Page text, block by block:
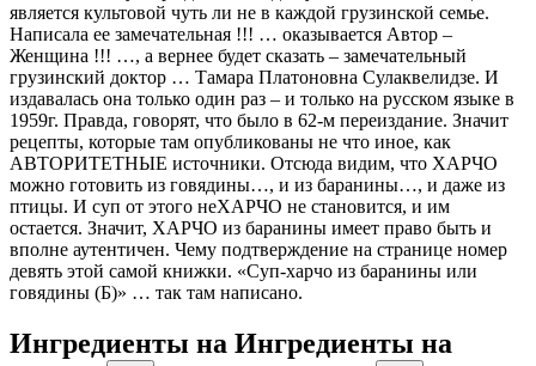
является культовой чуть ли не в каждой грузинской семье.
Написала ее замечательная !!! … оказывается Автор –
Женщина !!! …, а вернее будет сказать – замечательный
грузинский доктор … Тамара Платоновна Сулаквелидзе. И
издавалась она только один раз – и только на русском языке в
1959г. Правда, говорят, что было в 62-м переиздание. Значит
рецепты, которые там опубликованы не что иное, как
АВТОРИТЕТНЫЕ источники. Отсюда видим, что ХАРЧО
можно готовить из говядины…, и из баранины…, и даже из
птицы. И суп от этого неХАРЧО не становится, и им
остается. Значит, ХАРЧО из баранины имеет право быть и
вполне аутентичен. Чему подтверждение на странице номер
девять этой самой книжки. «Суп-харчо из баранины или
говядины (Б)» … так там написано.
Ингредиенты на Ингредиенты на